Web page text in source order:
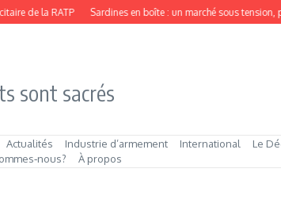
la RATP Sardines en boîte : un marché sous tension, porté
sont sacrés
Actualités Industrie d’armement International Le
À propos